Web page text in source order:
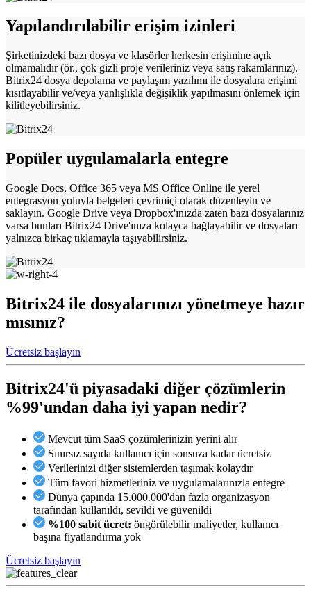
Yapılandırılabilir erişim izinleri
Şirketinizdeki bazı dosya ve klasörler herkesin erişimine açık
olmamalıdır (ör., çok gizli proje verileriniz veya satış rakamlarınız).
Bitrix24 dosya depolama ve paylaşım yazılımı ile dosyalara erişimi
kısıtlayabilir ve/veya yanlışlıkla değişiklik yapılmasını önlemek için
kilitleyebilirsiniz.
Popüler uygulamalarla entegre
Google Docs, Office 365 veya MS Office Online ile yerel
entegrasyon yoluyla belgeleri çevrimiçi olarak düzenleyin ve
saklayın. Google Drive veya Dropbox'ınızda zaten bazı dosyalarınız
varsa bunları Bitrix24 Drive'ınıza kolayca bağlayabilir ve dosyaları
yalnızca birkaç tıklamayla taşıyabilirsiniz.
Bitrix24 ile dosyalarınızı yönetmeye hazır
mısınız?
Ücretsiz başlayın
Bitrix24'ü piyasadaki diğer çözümlerin
%99'undan daha iyi yapan nedir?
Mevcut tüm SaaS çözümlerinizin yerini alır
Sınırsız sayıda kullanıcı için sonsuza kadar ücretsiz
Verilerinizi diğer sistemlerden taşımak kolaydır
Tüm favori hizmetleriniz ve uygulamalarınızla entegre
Dünya çapında 15.000.000'dan fazla organizasyon
tarafından kullanıldı, sevildi ve güvenildi
%100 sabit ücret: öngörülebilir maliyetler, kullanıcı
başına fiyatlandırma yok
Ücretsiz başlayın